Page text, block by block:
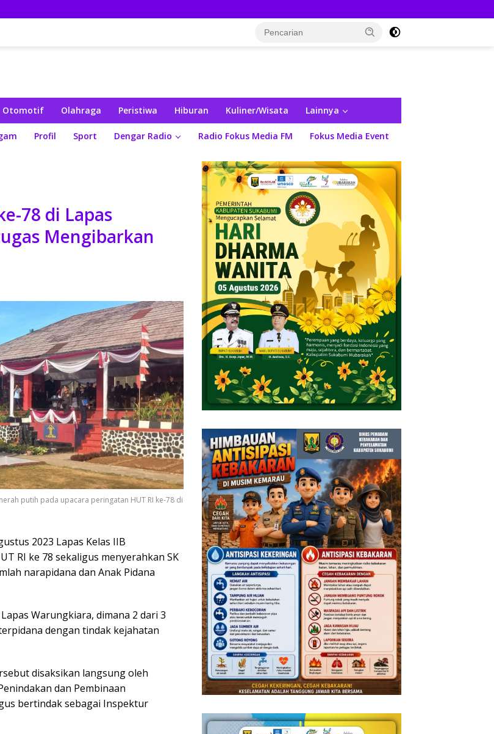
Otomotif Olahraga Peristiwa Hiburan Kuliner/Wisata Lainnya
Profil Sport Dengar Radio Radio Fokus Media FM Fokus Media Event
78 di Lapas
Mengibarkan
putih pada upacara peringatan HUT RI ke-78 di
2023 Lapas Kelas IIB
RI ke 78 sekaligus menyerahkan SK
narapidana dan Anak Pidana
Warungkiara, dimana 2 dari 3
dengan tindak kejahatan
disaksikan langsung oleh
dan Pembinaan
bertindak sebagai Inspektur